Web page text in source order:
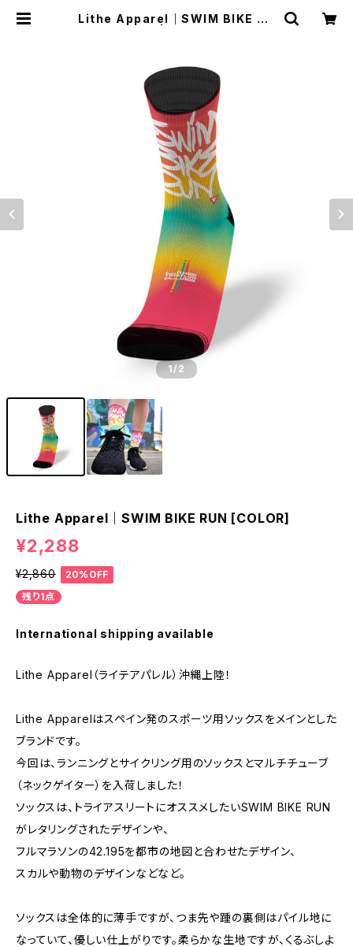
Lithe Apparel｜SWIM BIKE RU
1/2
Lithe Apparel｜SWIM BIKE RUN [COLOR]
¥2,288
¥2,860
20%OFF
残り1点
International shipping available
Lithe Apparel（ライテアパレル）沖縄上陸！
Lithe Apparelはスペイン発のスポーツ用ソックスをメインとした
ブランドです。
今回は、ランニングとサイクリング用のソックスとマルチチューブ
（ネックゲイター）を入荷しました！
ソックスは、トライアスリートにオススメしたいSWIM BIKE RUN
がレタリングされたデザインや、
フルマラソンの42.195を都市の地図と合わせたデザイン、
スカルや動物のデザインなどなど。
ソックスは全体的に薄手ですが、つま先や踵の裏側はパイル地に
なっていて、優しい仕上がりです。柔らかな生地ですが、くるぶしよ